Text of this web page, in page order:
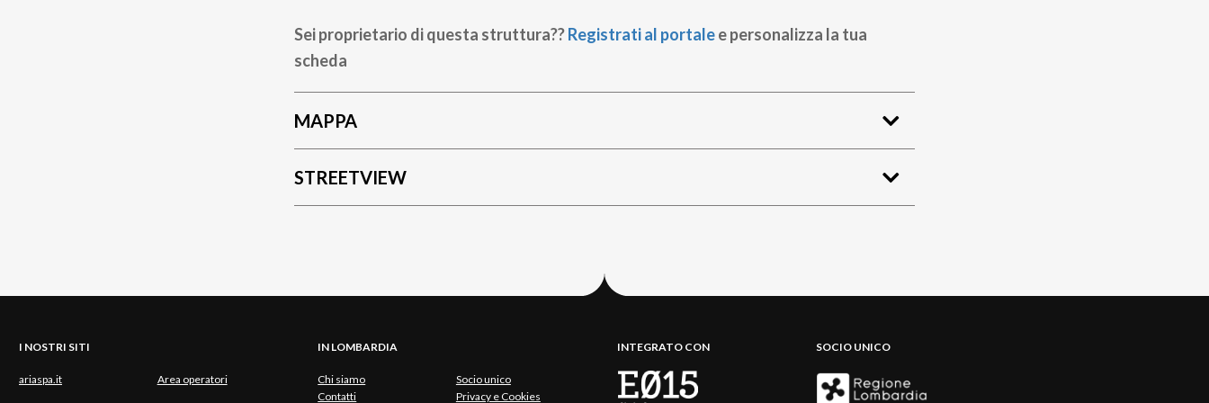
Sei proprietario di questa struttura??Registrati al portalee personalizza la tua
scheda
MAPPA
STREETVIEW
I NOSTRI SITI
ariaspa.it Area operatori
IN LOMBARDIA
Chi siamo
Socio unico
Contatti
Privacy e Cookies
INTEGRATO CON SOCIO UNICO